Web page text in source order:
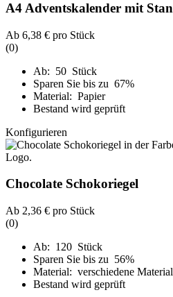
A4 Adventskalender mit
Ab 6,38 € pro Stück
(0)
Ab: 50 Stück
Sparen Sie bis zu 67%
Material: Papier
Bestand wird geprüft
Konfigurieren
Chocolate Schokoriegel
Ab 2,36 € pro Stück
(0)
Ab: 120 Stück
Sparen Sie bis zu 56%
Material: verschiedene
Bestand wird geprüft